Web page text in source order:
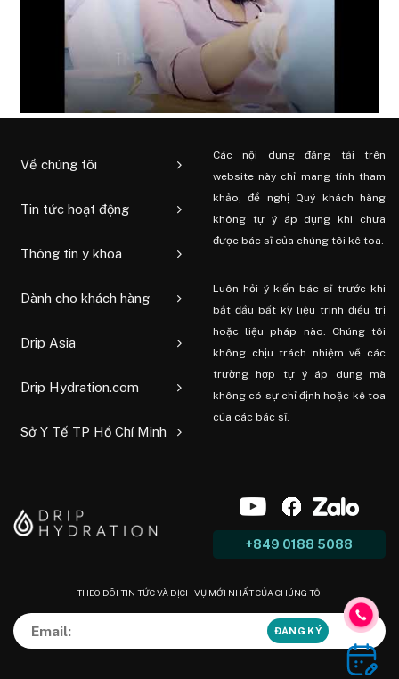
Về chúng tôi
Tin tức hoạt động
Thông tin y khoa
Dành cho khách hàng
Drip Asia
Drip Hydration.com
Sở Y Tế TP Hồ Chí Minh
Các nội dung đăng tải trên
website này chỉ mang tính tham
khảo, đề nghị Quý khách hàng
không tự ý áp dụng khi chưa
được bác sĩ của chúng tôi kê toa.
Luôn hỏi ý kiến ​​bác sĩ trước khi
bắt đầu bất kỳ liệu trình điều trị
hoặc liệu pháp nào. Chúng tôi
không chịu trách nhiệm về các
trường hợp tự ý áp dụng mà
không có sự chỉ định hoặc kê toa
của các bác sĩ.
+849 0188 5088
THEO DÕI TIN TỨC VÀ DỊCH VỤ MỚI NHẤT CỦA CHÚNG TÔI